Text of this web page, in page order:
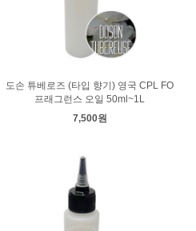
도손 튜베로즈 (타입 향기) 영국 CPL FO
프래그런스 오일 50ml~1L
7,500원